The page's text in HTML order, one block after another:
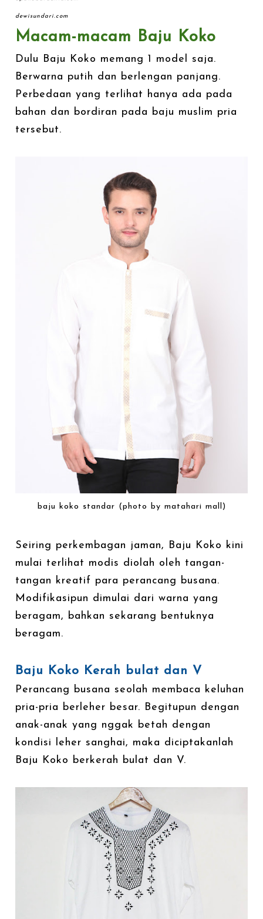
dewisundari.com
Macam-macam Baju Koko
Dulu Baju Koko memang 1 model saja.
Berwarna putih dan berlengan panjang.
Perbedaan yang terlihat hanya ada pada
bahan dan bordiran pada baju muslim pria
tersebut.
baju koko standar (photo by matahari mall)
Seiring perkembagan jaman, Baju Koko kini
mulai terlihat modis diolah oleh tangan-
tangan kreatif para perancang busana.
Modifikasipun dimulai dari warna yang
beragam, bahkan sekarang bentuknya
beragam.
Baju Koko Kerah bulat dan V
Perancang busana seolah membaca keluhan
pria-pria berleher besar. Begitupun dengan
anak-anak yang nggak betah dengan
kondisi leher sanghai, maka diciptakanlah
Baju Koko berkerah bulat dan V.